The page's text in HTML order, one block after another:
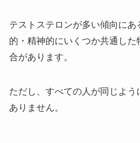
テストステロンが多い傾向にあ
的・精神的にいくつか共通した
合があります。
ただし、すべての人が同じよう
ありません。